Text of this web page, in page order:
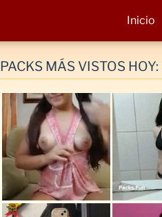
Inicio
PACKS MÁS VISTOS HOY: